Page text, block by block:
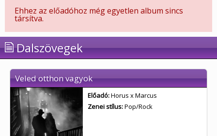
Ehhez az előadóhoz még egyetlen album sincs
társítva.
Dalszövegek
Veled otthon vagyok
Előadó:Horus x Marcus
Zenei stílus:Pop/Rock